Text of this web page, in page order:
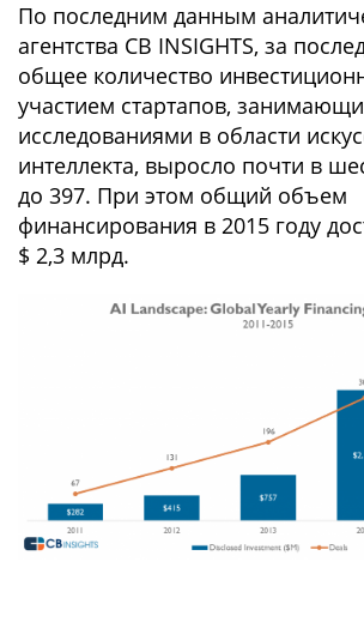
По последним данным
агентства CB INSIGHTS, за
общее количество
участием стартапов,
исследованиями в области
интеллекта, выросло почти в
до 397. При этом общий объем
финансирования в 2015 году
$ 2,3 млрд.